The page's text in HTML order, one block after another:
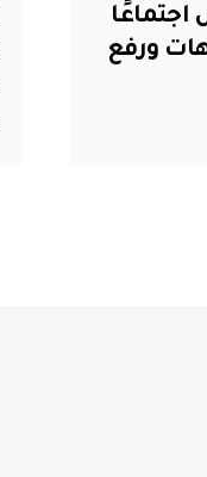
اجتماعًا
ورفع